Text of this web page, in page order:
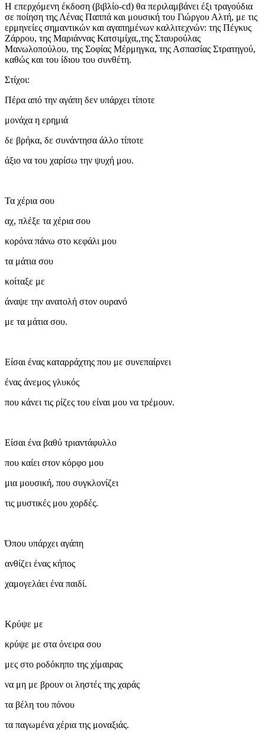
Η επερχόμενη έκδοση (βιβλίο-cd) θα περιλαμβάνει έξι τραγούδια
σε ποίηση της Λένας Παππά και μουσική του Γιώργου Αλτή, με τις
ερμηνείες σημαντικών και αγαπημένων καλλιτεχνών: της Πέγκυς
Ζάρρου, της Μαριάννας Κατσιμίχα,,της Σταυρούλας
Μανωλοπούλου, της Σοφίας Μέρμηγκα, της Ασπασίας Στρατηγού,
καθώς και του ίδιου του συνθέτη.
Στίχοι:
Πέρα από την αγάπη δεν υπάρχει τίποτε
μονάχα η ερημιά
δε βρήκα, δε συνάντησα άλλο τίποτε
άξιο να του χαρίσω την ψυχή μου.
Τα χέρια σου
αχ, πλέξε τα χέρια σου
κορόνα πάνω στο κεφάλι μου
τα μάτια σου
κοίταξε με
άναψε την ανατολή στον ουρανό
με τα μάτια σου.
Είσαι ένας καταρράχτης που με συνεπαίρνει
ένας άνεμος γλυκός
που κάνει τις ρίζες του είναι μου να τρέμουν.
Είσαι ένα βαθύ τριαντάφυλλο
που καίει στον κόρφο μου
μια μουσική, που συγκλονίζει
τις μυστικές μου χορδές.
Όπου υπάρχει αγάπη
ανθίζει ένας κήπος
χαμογελάει ένα παιδί.
Κρύψε με
κρύψε με στα όνειρα σου
μες στο ροδόκηπο της χίμαιρας
να μη με βρουν οι ληστές της χαράς
τα βέλη του πόνου
τα παγωμένα χέρια της μοναξιάς.